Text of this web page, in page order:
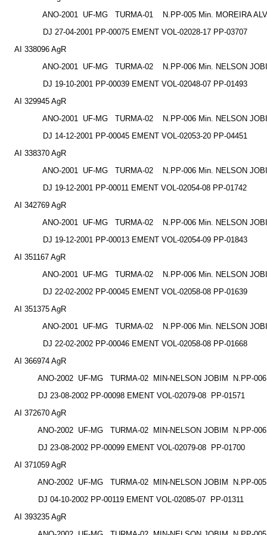
ANO-2001
UF-MG TURMA-01
N.PP-005 Min. MOREIRA
DJ 27-04-2001 PP-00075 EMENT VOL-02028-17 PP-03707
AI 338096 AgR
ANO-2001
UF-MG TURMA-02
N.PP-006 Min. NELSON
DJ 19-10-2001 PP-00039 EMENT VOL-02048-07 PP-01493
AI 329945 AgR
ANO-2001
UF-MG TURMA-02
N.PP-006 Min. NELSON
DJ 14-12-2001 PP-00045 EMENT VOL-02053-20 PP-04451
AI 338370 AgR
ANO-2001
UF-MG TURMA-02
N.PP-006 Min. NELSON
DJ 19-12-2001 PP-00011 EMENT VOL-02054-08 PP-01742
AI 342769 AgR
ANO-2001
UF-MG TURMA-02
N.PP-006 Min. NELSON
DJ 19-12-2001 PP-00013 EMENT VOL-02054-09 PP-01843
AI 351167 AgR
ANO-2001
UF-MG TURMA-02
N.PP-006 Min. NELSON
DJ 22-02-2002 PP-00045 EMENT VOL-02058-08 PP-01639
AI 351375 AgR
ANO-2001
UF-MG TURMA-02
N.PP-006 Min. NELSON
DJ 22-02-2002 PP-00046 EMENT VOL-02058-08 PP-01668
AI 366974 AgR
ANO-2002 UF-MG TURMA-02 MIN-NELSON JOBIM
N.PP-006
DJ 23-08-2002 PP-00098 EMENT VOL-02079-08 PP-01571
AI 372670 AgR
ANO-2002 UF-MG TURMA-02 MIN-NELSON JOBIM
N.PP-006
DJ 23-08-2002 PP-00099 EMENT VOL-02079-08 PP-01700
AI 371059 AgR
ANO-2002 UF-MG TURMA-02 MIN-NELSON JOBIM
N.PP-005
DJ 04-10-2002 PP-00119 EMENT VOL-02085-07 PP-01311
AI 393235 AgR